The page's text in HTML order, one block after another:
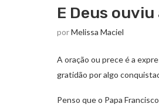
E Deus
porMelissa Maciel
A oração ou prece é a
gratidão por algo
Penso que o Papa